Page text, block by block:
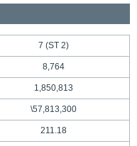
7 (ST 2)
8,764
1,850,813
\57,813,300
211.18